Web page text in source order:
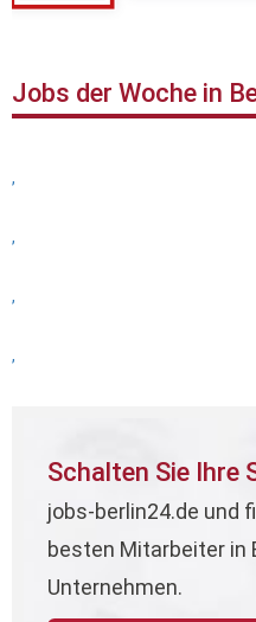
Jobs der Woche in
,
,
,
,
Schalten Sie Ihre
jobs-berlin24.de und
besten Mitarbeiter in
Unternehmen.